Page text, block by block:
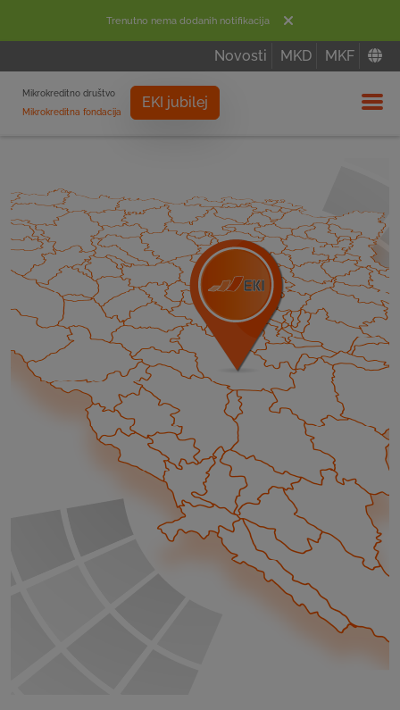
Trenutno nema dodanih notifikacija
Novosti MKD MKF
Mikrokreditno društvo
Mikrokreditna fondacija
EKI jubilej